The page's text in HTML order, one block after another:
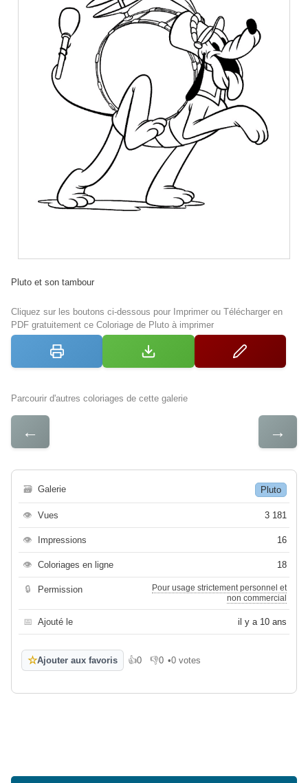
Pluto et son tambour
Cliquez sur les boutons ci-dessous pour Imprimer ou Télécharger en
PDF gratuitement ce Coloriage de Pluto à imprimer
Parcourir d'autres coloriages de cette galerie
← →
🗃 Galerie Pluto
👁 Vues 3 181
👁 Impressions 16
👁 Coloriages en ligne 18
🔒 Permission
Pour usage strictement personnel et
non commercial
📅 Ajouté le il y a 10 ans
☆Ajouter aux favoris 👍0
J'aime 👎0
Je n'aime pas
•0 votes